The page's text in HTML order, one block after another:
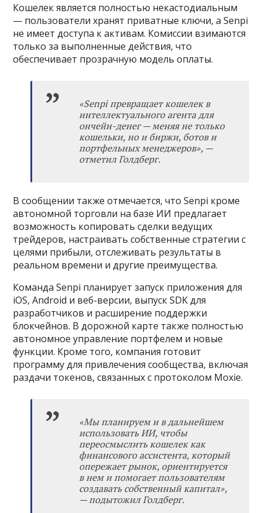
Кошелек является полностью некастодиальным
— пользователи хранят приватные ключи, а Senpi
не имеет доступа к активам. Комиссии взимаются
только за выполненные действия, что
обеспечивает прозрачную модель оплаты.
«Senpi превращает кошелек в
интеллектуального агента для
ончейн-денег — меняя не только
кошельки, но и биржи, ботов и
портфельных менеджеров», —
отметил Голдберг.
В сообщении также отмечается, что Senpi кроме
автономной торговли на базе ИИ предлагает
возможность копировать сделки ведущих
трейдеров, настраивать собственные стратегии с
целями прибыли, отслеживать результаты в
реальном времени и другие преимущества.
Команда Senpi планирует запуск приложения для
iOS, Android и веб-версии, выпуск SDK для
разработчиков и расширение поддержки
блокчейнов. В дорожной карте также полностью
автономное управление портфелем и новые
функции. Кроме того, компания готовит
программу для привлечения сообщества, включая
раздачи токенов, связанных с протоколом Moxie.
«Мы планируем и в дальнейшем
использовать ИИ, чтобы
переосмыслить кошелек как
финансового ассистента, который
опережает рынок, ориентируется
в нем и помогает пользователям
создавать собственный капитал»,
— подытожил Голдберг.